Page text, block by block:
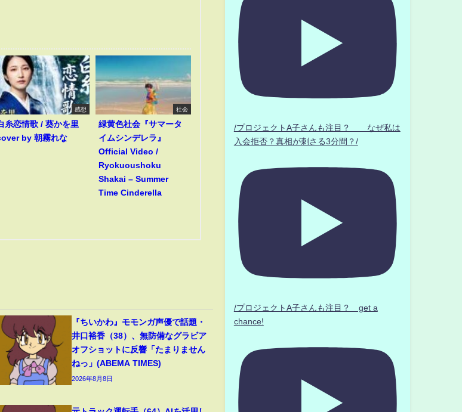
感想
糸恋情歌 / 葵かを里
by 朝霧れな
社会
緑黄色社会『サマータ
イムシンデレラ』
Official Video /
Ryokuoushoku
Shakai – Summer
Time Cinderella
『ちいかわ』モモンガ声優で話題・
井口裕香（38）、無防備なグラビア
オフショットに反響「たまりません
ねっ」(ABEMA TIMES)
2026年8月8日
/プロジェクトA子さんも注目？ なぜ私は
入会拒否？真相が刺さる3分間？/
/プロジェクトA子さんも注目？ get a
chance!